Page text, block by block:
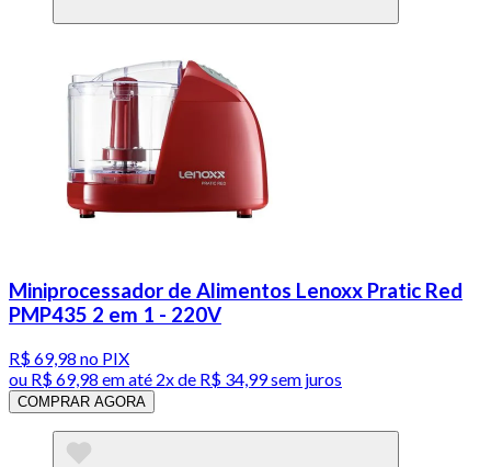
Miniprocessador de Alimentos Lenoxx Pratic Red
PMP435 2 em 1 - 220V
R$ 69,98 no PIX
ou R$ 69,98 em até 2x de R$ 34,99 sem juros
COMPRAR AGORA